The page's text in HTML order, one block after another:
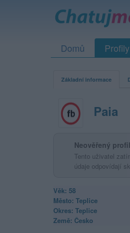
Domů Profily
Základní informace
Paia
Neověřený profil
Tento uživatel
údaje odpovídají
Věk: 58
Město: Teplice
Okres: Teplice
Země: Česko